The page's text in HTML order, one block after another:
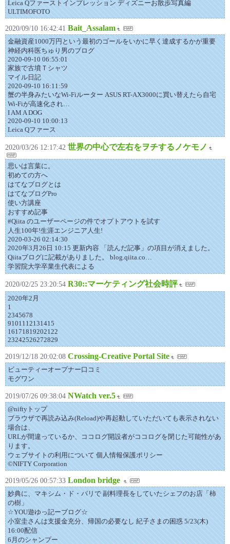
Leica Qファーストインプレッション ディズニーお散歩写真編
ULTIMOFOTO
2020/09/10 16:42:41 Bait_Assalam
金融資産1000万円という最初のゴールをいかに早く達成するかが重要
神経内科医ちゅり男のブログ
2020-09-10 06:55:01
家族で古墳Ｔシャツ
マイル日記
2020-09-10 16:11:59
蟹の半身みたいなWi-Fiルーター ASUS RT-AX3000に買い替えたら自宅
Wi-Fiが高速化され…
I AM A DOG
2020-09-10 10:00:13
Leica Qファース
2020/03/26 12:17:42 世界の中心で左右をヲチするノケモノ
思いは言葉に。
初めての方へ
はてなブログとは
はてなブログPro
使い方講座
おすすめ記事
#Qiita のユーザーページの件でオプトアウトを試す
人生100年!生涯エンジニア人生!
2020-03-26 02:14:30
2020年3月26日 10:15 更新内容 「読んだ記事」の項目が消えました。
Qiitaブログに記載がありました。 blog.qiita.co…
学習院大学卒業生代表による
2020/02/25 23:20:54 R30::マーケティング社会時評
2020年2月
1
2345678
9101112131415
16171819202122
23242526272829
2019/12/18 20:02:08 Crossing-Creative Portal Site
ビューティーオープナー口コミ
モグワン
2019/07/26 09:38:04 NWatch ver.5
@niftyトップ
ブラウザで再読み込み(Reload)や再起動していただいても表示されない
場合は、
URLが間違っているか、ココログ開設者がココログを閉じた可能性があ
ります。
ウェブサイトの利用について 個人情報保護ポリシー
©NIFTY Corporation
2019/05/26 00:57:33 London bridge
妙典に、マキシム・ド・パリで 副料理長をしていたシェフのお店「柿
の樹」
☆YOU遊ゆっ記ーブログ☆
小室圭さんは支援金充分、帰国の必要なし 紀子さまの困惑 5/23(木)
16:00配信
6月のシャンプー